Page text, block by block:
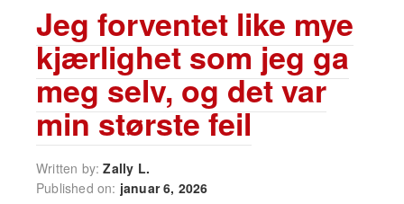
Jeg forventet like mye
kjærlighet som jeg ga
meg selv, og det var
min største feil
Written by:Zally L.
Published on: januar 6, 2026